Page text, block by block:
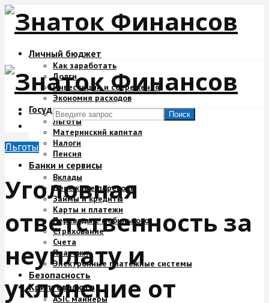
Личный бюджет
Как заработать
Долги
Инвестиции и сбережения
Экономия расходов
Государство и деньги
Льготы
Материнский капитал
Налоги
Пенсия
Банки и сервисы
Вклады
Денежные переводы
Займы и кредиты
Карты и платежи
Переводы с мобильного
Страхование
Счета
Платежи
Электронные платежные системы
Безопасность
Криптовалюта
ASIC майнеры
Поиск
Льготы
Уголовная
ответственность за
неуплату и
уклонение от